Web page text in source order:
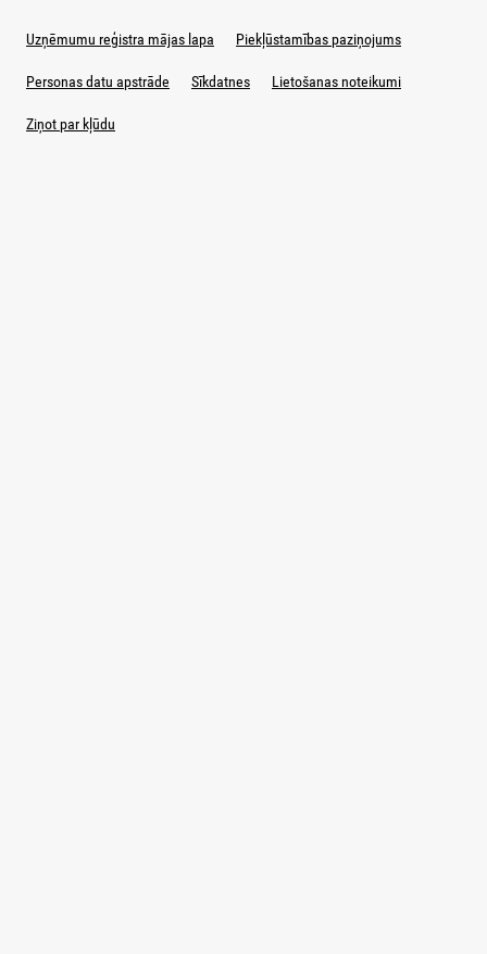
Uzņēmumu reģistra mājas lapa Piekļūstamības paziņojums
Personas datu apstrāde Sīkdatnes Lietošanas noteikumi
Ziņot par kļūdu